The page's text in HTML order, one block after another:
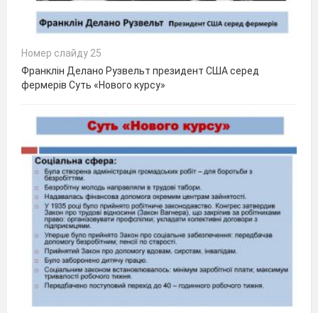
Номер слайду 25
Франклін Делано Рузвельт президент США серед
фермерів Суть «Нового курсу»